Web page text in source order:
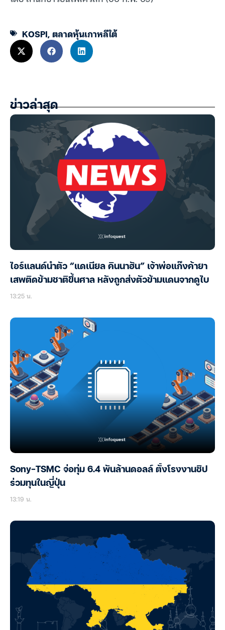
KOSPI,ตลาดหุ้นเกาหลีใต้
ข่าวล่าสุด
ไอร์แลนด์นำตัว “แดเนียล คินนาฮัน” เจ้าพ่อแก๊งค้ายา
เสพติดข้ามชาติขึ้นศาล หลังถูกส่งตัวข้ามแดนจากดูไบ
13:25 น.
Sony-TSMC จ่อทุ่ม 6.4 พันล้านดอลล์ ตั้งโรงงานชิป
ร่วมทุนในญี่ปุ่น
13:19 น.